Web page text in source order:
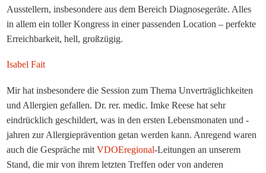
Ausstellern, insbesondere aus dem Bereich Diagnosegeräte. Alles
in allem ein toller Kongress in einer passenden Location – perfekte
Erreichbarkeit, hell, großzügig.
Isabel Fait
Mir hat insbesondere die Session zum Thema Unverträglichkeiten
und Allergien gefallen. Dr. rer. medic. Imke Reese hat sehr
eindrücklich geschildert, was in den ersten Lebensmonaten und -
jahren zur Allergieprävention getan werden kann. Anregend waren
auch die Gespräche mitVDOEregional-Leitungen an unserem
Stand, die mir von ihrem letzten Treffen oder von anderen